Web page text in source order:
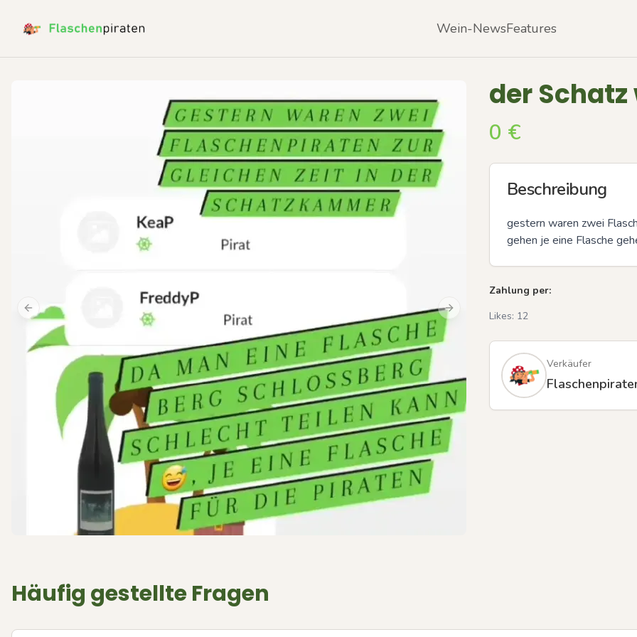
Wein-NewsFeatures
Previous slide Next slide
der
0 €
Beschreibung
gestern waren zwei
gehen je eine Flasche
Zahlung per:
Likes: 12
Verkäufer
Häufig gestellte Fragen